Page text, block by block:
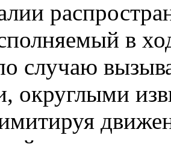
в
случаю
округлыми